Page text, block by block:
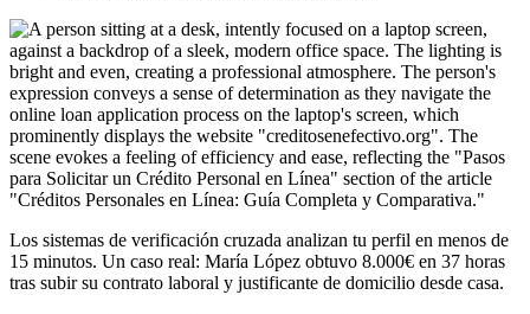
Los sistemas de verificación cruzada analizan tu perfil en menos de
15 minutos. Un caso real: María López obtuvo 8.000€ en 37 horas
tras subir su contrato laboral y justificante de domicilio desde casa.